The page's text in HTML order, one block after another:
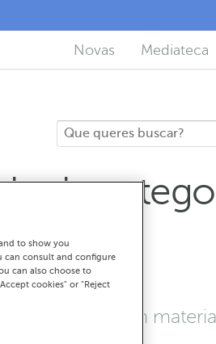
Novas Mediateca
de
relevantes en
to show you
can consult and configure
can also choose to
cookies" or "Reject